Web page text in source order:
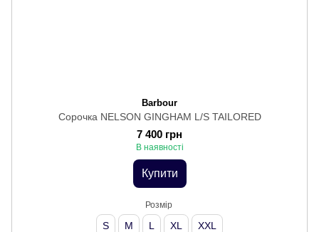
Barbour
Сорочка NELSON GINGHAM L/S TAILORED
7 400 грн
В наявності
Купити
Розмір
S M L XL XXL